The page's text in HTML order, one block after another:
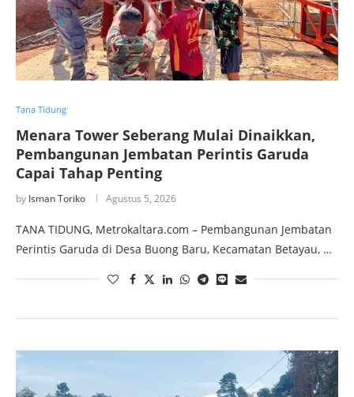
Tana Tidung
Menara Tower Seberang Mulai Dinaikkan,
Pembangunan Jembatan Perintis Garuda
Capai Tahap Penting
by Isman Toriko Agustus 5, 2026
TANA TIDUNG, Metrokaltara.com – Pembangunan Jembatan
Perintis Garuda di Desa Buong Baru, Kecamatan Betayau, …